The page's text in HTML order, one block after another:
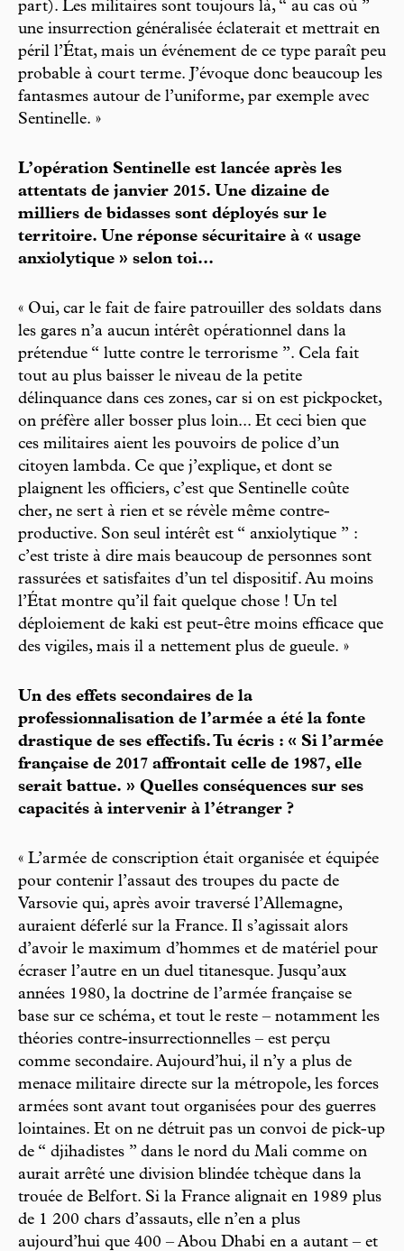
part). Les militaires sont toujours là, “ au cas où ”
une insurrection généralisée éclaterait et mettrait en
péril l’État, mais un événement de ce type paraît peu
probable à court terme. J’évoque donc beaucoup les
fantasmes autour de l’uniforme, par exemple avec
Sentinelle. »
L’opération Sentinelle est lancée après les
attentats de janvier 2015. Une dizaine de
milliers de bidasses sont déployés sur le
territoire. Une réponse sécuritaire à « usage
anxiolytique » selon toi...
« Oui, car le fait de faire patrouiller des soldats dans
les gares n’a aucun intérêt opérationnel dans la
prétendue “ lutte contre le terrorisme ”. Cela fait
tout au plus baisser le niveau de la petite
délinquance dans ces zones, car si on est pickpocket,
on préfère aller bosser plus loin... Et ceci bien que
ces militaires aient les pouvoirs de police d’un
citoyen lambda. Ce que j’explique, et dont se
plaignent les officiers, c’est que Sentinelle coûte
cher, ne sert à rien et se révèle même contre-
productive. Son seul intérêt est “ anxiolytique ” :
c’est triste à dire mais beaucoup de personnes sont
rassurées et satisfaites d’un tel dispositif. Au moins
l’État montre qu’il fait quelque chose ! Un tel
déploiement de kaki est peut-être moins efficace que
des vigiles, mais il a nettement plus de gueule. »
Un des effets secondaires de la
professionnalisation de l’armée a été la fonte
drastique de ses effectifs. Tu écris : « Si l’armée
française de 2017 affrontait celle de 1987, elle
serait battue. » Quelles conséquences sur ses
capacités à intervenir à l’étranger ?
« L’armée de conscription était organisée et équipée
pour contenir l’assaut des troupes du pacte de
Varsovie qui, après avoir traversé l’Allemagne,
auraient déferlé sur la France. Il s’agissait alors
d’avoir le maximum d’hommes et de matériel pour
écraser l’autre en un duel titanesque. Jusqu’aux
années 1980, la doctrine de l’armée française se
base sur ce schéma, et tout le reste – notamment les
théories contre-insurrectionnelles – est perçu
comme secondaire. Aujourd’hui, il n’y a plus de
menace militaire directe sur la métropole, les forces
armées sont avant tout organisées pour des guerres
lointaines. Et on ne détruit pas un convoi de pick-up
de “ djihadistes ” dans le nord du Mali comme on
aurait arrêté une division blindée tchèque dans la
trouée de Belfort. Si la France alignait en 1989 plus
de 1 200 chars d’assauts, elle n’en a plus
aujourd’hui que 400 – Abou Dhabi en a autant – et